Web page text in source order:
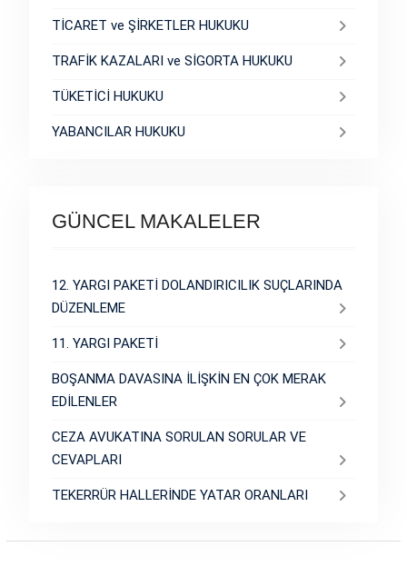
TİCARET ve ŞİRKETLER HUKUKU
TRAFİK KAZALARI ve SİGORTA HUKUKU
TÜKETİCİ HUKUKU
YABANCILAR HUKUKU
GÜNCEL MAKALELER
12. YARGI PAKETİ DOLANDIRICILIK SUÇLARINDA
DÜZENLEME
11. YARGI PAKETİ
BOŞANMA DAVASINA İLİŞKİN EN ÇOK MERAK
EDİLENLER
CEZA AVUKATINA SORULAN SORULAR VE
CEVAPLARI
TEKERRÜR HALLERİNDE YATAR ORANLARI